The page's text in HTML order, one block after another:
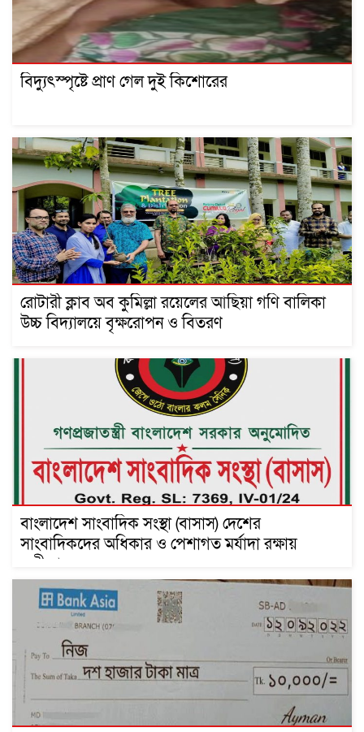
বিদ্যুৎস্পৃষ্টে প্রাণ গেল দুই কিশোরের
রোটারী ক্লাব অব কুমিল্লা রয়েলের আছিয়া গণি বালিকা
উচ্চ বিদ্যালয়ে বৃক্ষরোপন ও বিতরণ
বাংলাদেশ সাংবাদিক সংস্থা (বাসাস) দেশের
সাংবাদিকদের অধিকার ও পেশাগত মর্যাদা রক্ষায়
অঙ্গীকারবদ্ধ